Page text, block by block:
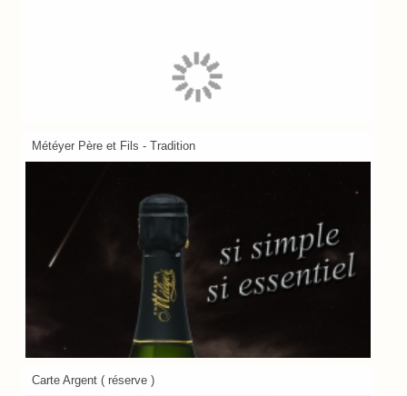
Météyer Père et Fils - Tradition
Carte Argent ( réserve )